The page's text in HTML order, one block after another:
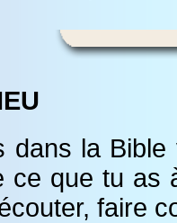
dans la
ce que tu as
faire